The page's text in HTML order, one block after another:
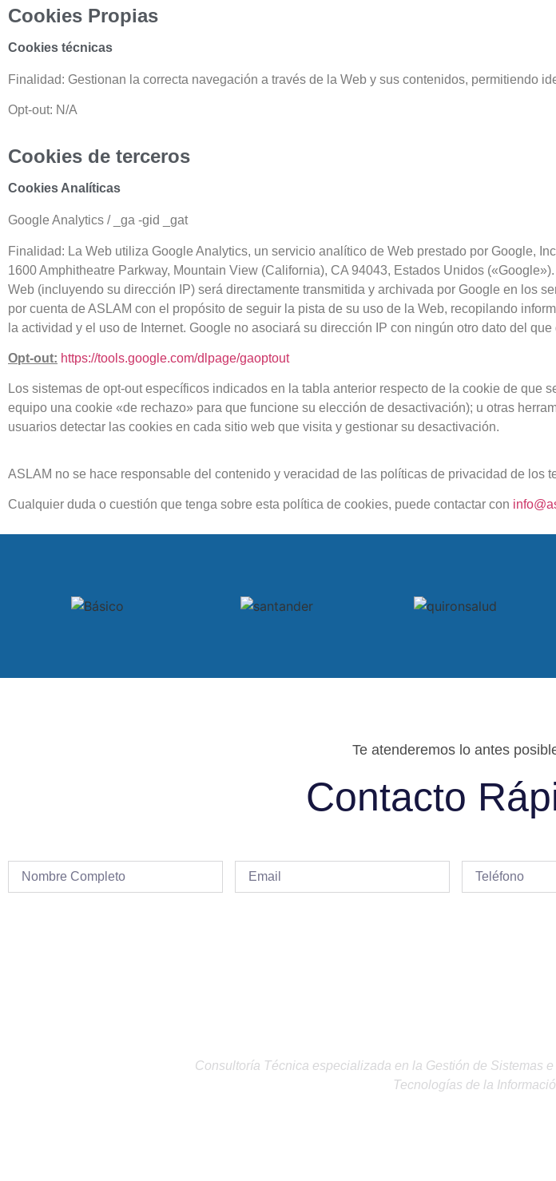
Cookies Propias
Cookies técnicas
Finalidad: Gestionan la correcta navegación a través de la Web y sus contenidos, permitiendo
Opt-out: N/A
Cookies de terceros
Cookies Analíticas
Google Analytics / _ga -gid _gat
Finalidad: La Web utiliza Google Analytics, un servicio analítico de Web prestado por Google,
1600 Amphitheatre Parkway, Mountain View (California), CA 94043, Estados Unidos
Web (incluyendo su dirección IP) será directamente transmitida y archivada por Google en los
por cuenta de ASLAM con el propósito de seguir la pista de su uso de la Web, recopilando
la actividad y el uso de Internet. Google no asociará su dirección IP con ningún otro dato del que
Opt-out: https://tools.google.com/dlpage/gaoptout
Los sistemas de opt-out específicos indicados en la tabla anterior respecto de la cookie de que
equipo una cookie «de rechazo» para que funcione su elección de desactivación); u otras
usuarios detectar las cookies en cada sitio web que visita y gestionar su desactivación.
ASLAM no se hace responsable del contenido y veracidad de las políticas de privacidad de los
Cualquier duda o cuestión que tenga sobre esta política de cookies, puede contactar con
Te atenderemos lo antes
Contacto
Consultoría Técnica especializada en la Gestión de Sistemas e
Tecnologías de la